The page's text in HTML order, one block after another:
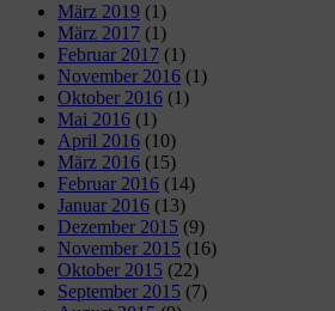
März 2019 (1)
März 2017 (1)
Februar 2017 (1)
November 2016 (1)
Oktober 2016 (1)
Mai 2016 (1)
April 2016 (10)
März 2016 (15)
Februar 2016 (14)
Januar 2016 (13)
Dezember 2015 (9)
November 2015 (16)
Oktober 2015 (22)
September 2015 (7)